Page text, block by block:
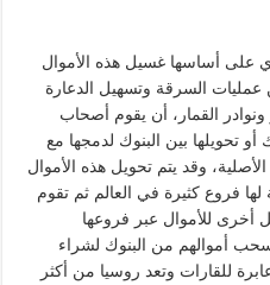
أساسها غسيل هذه الأموال
عمليات السرقة وتسهيل الدعارة
القمار، أن يقوم أصحاب
تحويلها بين البنوك لدمجها مع
وقد يتم تحويل هذه الأموال
لها فروع كثيرة في العالم ثم تقوم
أخرى للأموال عبر فروعها
أموالهم من البنوك لشراء
للقارات وتعد روسيا من أكثر